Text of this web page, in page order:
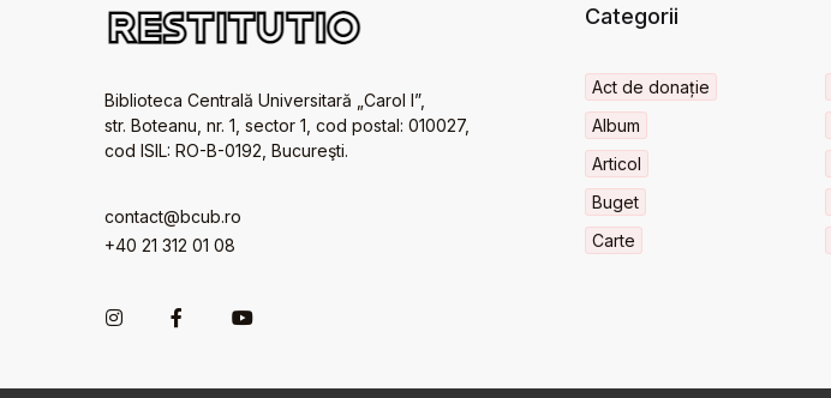
Biblioteca Centrală Universitară „Carol I”,
str. Boteanu, nr. 1, sector 1, cod postal: 010027,
cod ISIL: RO-B-0192, Bucureşti.
contact@bcub.ro
+40 21 312 01 08
Categorii
Act de donație
Album
Articol
Buget
Carte